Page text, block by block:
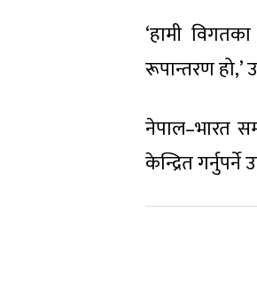
‘हामी
रूपान्तरण
नेपाल–भारत
केन्द्रित